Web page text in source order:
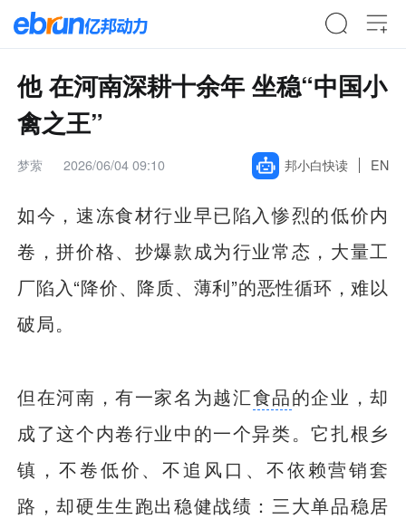
他 在河南深耕十余年 坐稳“中国小
禽之王”
梦萦 2026/06/04 09:10 邦小白快读 EN
如今，速冻食材行业早已陷入惨烈的低价内
卷，拼价格、抄爆款成为行业常态，大量工
厂陷入“降价、降质、薄利”的恶性循环，难以
破局。
但在河南，有一家名为越汇食品的企业，却
成了这个内卷行业中的一个异类。它扎根乡
镇，不卷低价、不追风口、不依赖营销套
路，却硬生生跑出稳健战绩：三大单品稳居